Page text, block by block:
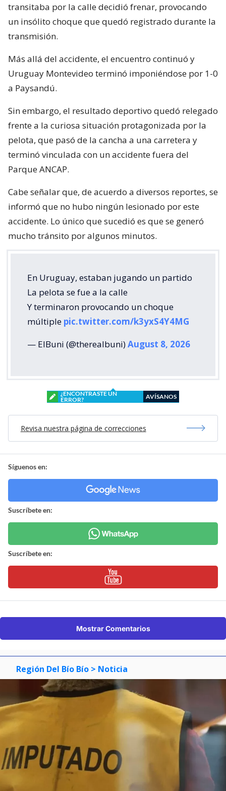
transitaba por la calle decidió frenar, provocando
un insólito choque que quedó registrado durante la
transmisión.
Más allá del accidente, el encuentro continuó y
Uruguay Montevideo terminó imponiéndose por 1-0
a Paysandú.
Sin embargo, el resultado deportivo quedó relegado
frente a la curiosa situación protagonizada por la
pelota, que pasó de la cancha a una carretera y
terminó vinculada con un accidente fuera del
Parque ANCAP.
Cabe señalar que, de acuerdo a diversos reportes, se
informó que no hubo ningún lesionado por este
accidente. Lo único que sucedió es que se generó
mucho tránsito por algunos minutos.
En Uruguay, estaban jugando un partido
La pelota se fue a la calle
Y terminaron provocando un choque
múltiple pic.twitter.com/k3yxS4Y4MG
— ElBuni (@therealbuni)August 8, 2026
¿ENCONTRASTE UN
ERROR?
AVÍSANOS
Revisa nuestra página de correcciones
Síguenos en:
Suscríbete en:
Suscríbete en:
Mostrar Comentarios
Región Del Bío Bío > Noticia